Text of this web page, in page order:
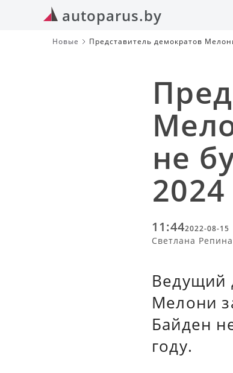
autoparus.by
Новые Представитель демократов
не
11:442022-08-15
Светлана Репина
Ведущий
Мелони
Байден
году.